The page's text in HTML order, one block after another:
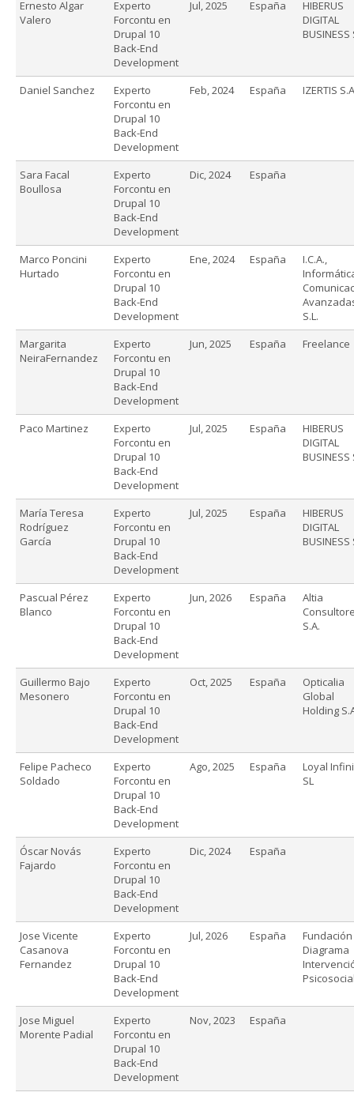
Ernesto Algar
Valero
Experto
Forcontu en
Drupal 10
Back-End
Development
Jul, 2025 España
HIBERUS
DIGITAL
BUSINESS
Daniel Sanchez
Experto
Forcontu en
Drupal 10
Back-End
Development
Feb, 2024 España IZERTIS
Sara Facal
Boullosa
Experto
Forcontu en
Drupal 10
Back-End
Development
Dic, 2024 España
Marco Poncini
Hurtado
Experto
Forcontu en
Drupal 10
Back-End
Development
Ene, 2024 España
I.C.A.,
S.L.
Margarita
NeiraFernandez
Experto
Forcontu en
Drupal 10
Back-End
Development
Jun, 2025 España Freelance
Paco Martinez
Experto
Forcontu en
Drupal 10
Back-End
Development
Jul, 2025 España
HIBERUS
DIGITAL
BUSINESS
María Teresa
Rodríguez
García
Experto
Forcontu en
Drupal 10
Back-End
Development
Jul, 2025 España
HIBERUS
DIGITAL
BUSINESS
Pascual Pérez
Blanco
Experto
Forcontu en
Drupal 10
Back-End
Development
Jun, 2026 España
Altia
S.A.
Guillermo Bajo
Mesonero
Experto
Forcontu en
Drupal 10
Back-End
Development
Oct, 2025 España
Opticalia
Global
Holding
Felipe Pacheco
Soldado
Experto
Forcontu en
Drupal 10
Back-End
Development
Ago, 2025 España
Loyal
SL
Óscar Novás
Fajardo
Experto
Forcontu en
Drupal 10
Back-End
Development
Dic, 2024 España
Jose Vicente
Casanova
Fernandez
Experto
Forcontu en
Drupal 10
Back-End
Development
Jul, 2026 España
Fundación
Diagrama
Jose Miguel
Morente Padial
Experto
Forcontu en
Drupal 10
Back-End
Development
Nov, 2023 España